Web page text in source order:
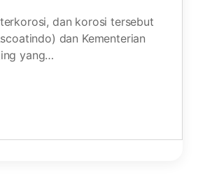
dan korosi tersebut
dan Kementerian
yang…